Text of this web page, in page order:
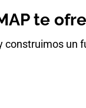
te
construimos un